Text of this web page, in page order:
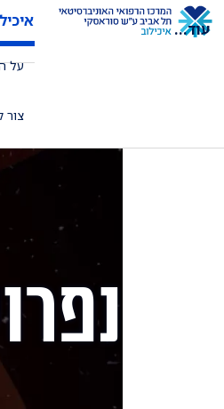
על
צור
עוד...